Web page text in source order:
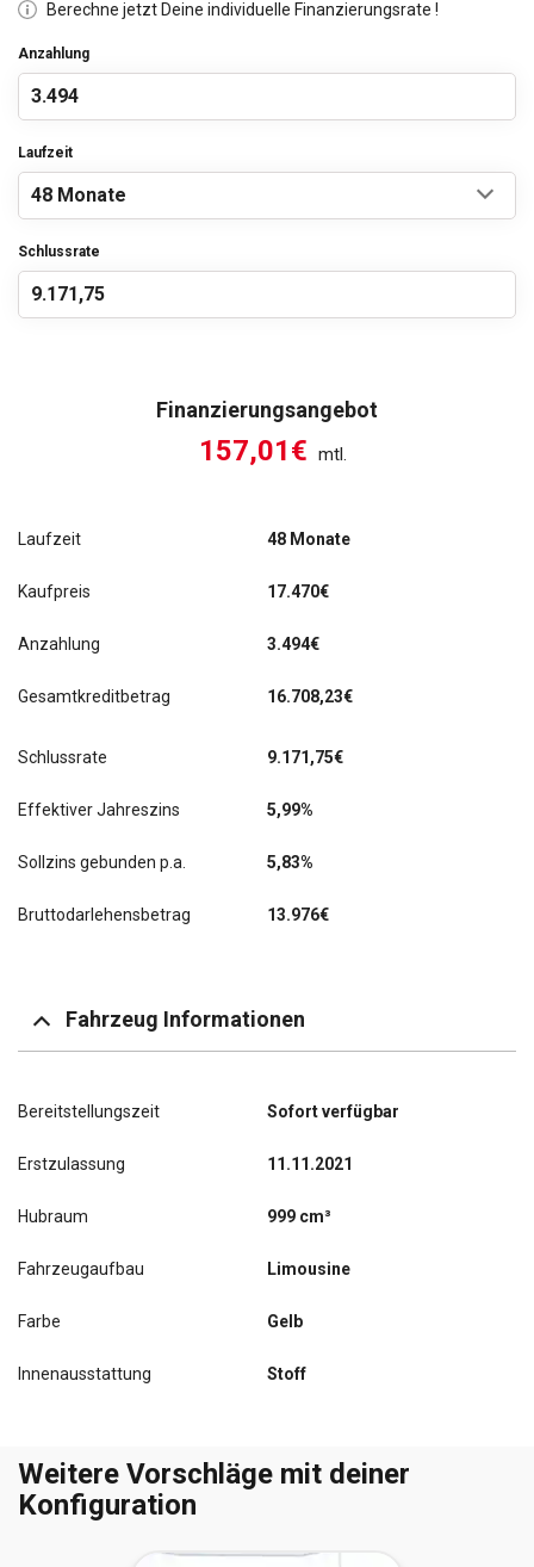
Berechne jetzt Deine individuelle Finanzierungsrate !
Anzahlung
Laufzeit
Schlussrate
Finanzierungsangebot
157,01€ mtl.
Laufzeit 48 Monate
Kaufpreis 17.470€
Anzahlung 3.494€
Gesamtkreditbetrag 16.708,23€
Schlussrate 9.171,75€
Effektiver Jahreszins 5,99%
Sollzins gebunden p.a. 5,83%
Bruttodarlehensbetrag 13.976€
Fahrzeug Informationen
Bereitstellungszeit Sofort verfügbar
Erstzulassung 11.11.2021
Hubraum 999 cm³
Fahrzeugaufbau Limousine
Farbe Gelb
Innenausstattung Stoff
Weitere Vorschläge mit deiner
Konfiguration